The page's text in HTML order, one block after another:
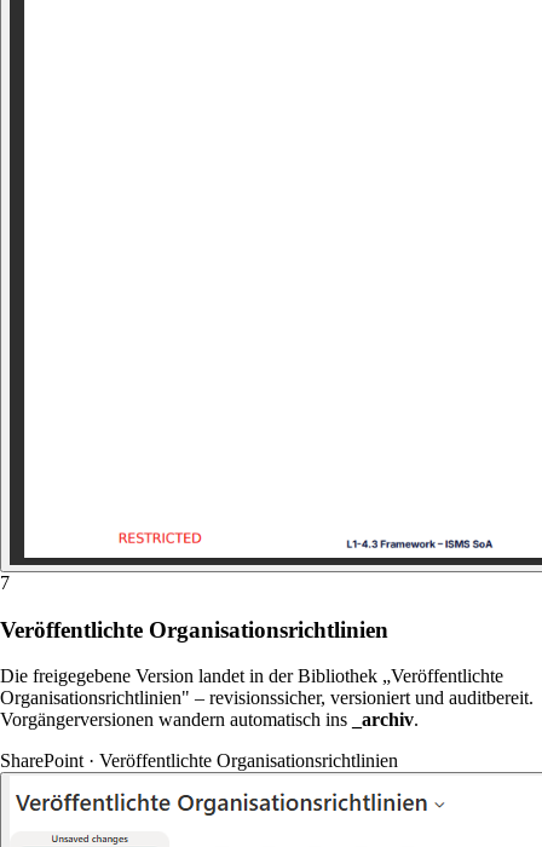
7
Veröffentlichte Organisationsrichtlinien
Die freigegebene Version landet in der Bibliothek „Veröffentlichte
Organisationsrichtlinien" – revisionssicher, versioniert und auditbereit.
Vorgängerversionen wandern automatisch ins
_archiv.
SharePoint · Veröffentlichte Organisationsrichtlinien